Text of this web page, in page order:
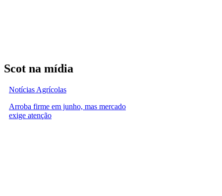
Scot na mídia
Notícias Agrícolas
Arroba firme em junho, mas mercado
exige atenção